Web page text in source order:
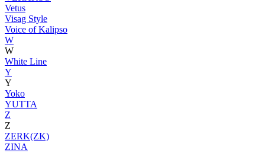
Vetus
Visag Style
Voice of Kalipso
W
W
White Line
Y
Y
Yoko
YUTTA
Z
Z
ZERK(ZK)
ZINA